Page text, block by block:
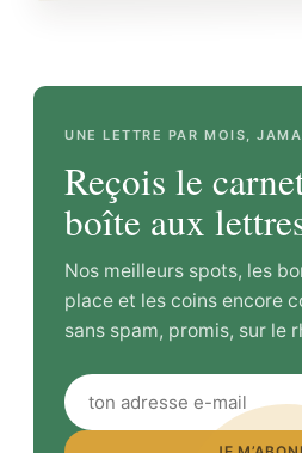
UNE LETTRE PAR MOIS,
Reçois le
boîte aux
Nos meilleurs spots, les
place et les coins encore
sans spam, promis, sur le